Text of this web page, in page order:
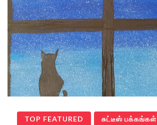
TOP FEATURED சுட்டீஸ் பக்கங்கள்